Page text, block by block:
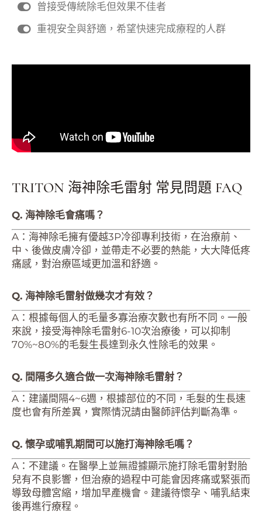
曾接受傳統除毛但效果不佳者
重視安全與舒適，希望快速完成療程的人群
TRITON 海神除毛雷射 常見問題 FAQ
Q. 海神除毛會痛嗎？
A：海神除毛擁有優越3P冷卻專利技術，在治療前、
中、後做皮膚冷卻，並帶走不必要的熱能，大大降低疼
痛感，對治療區域更加溫和舒適。
Q. 海神除毛雷射做幾次才有效？
A：根據每個人的毛量多寡治療次數也有所不同。一般
來說，接受海神除毛雷射6-10次治療後，可以抑制
70%~80%的毛髮生長達到永久性除毛的效果。
Q. 間隔多久適合做一次海神除毛雷射？
A：建議間隔4~6週，根據部位的不同，毛髮的生長速
度也會有所差異，實際情況請由醫師評估判斷為準。
Q. 懷孕或哺乳期間可以施打海神除毛嗎？
A：不建議。在醫學上並無證據顯示施打除毛雷射對胎
兒有不良影響，但治療的過程中可能會因疼痛或緊張而
導致母體宮縮，增加早產機會。建議待懷孕、哺乳結束
後再進行療程。